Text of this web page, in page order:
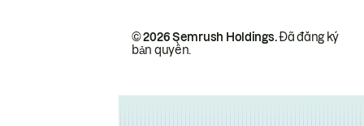
© 2026 Semrush Holdings.Đã đăng ký
bản quyền.